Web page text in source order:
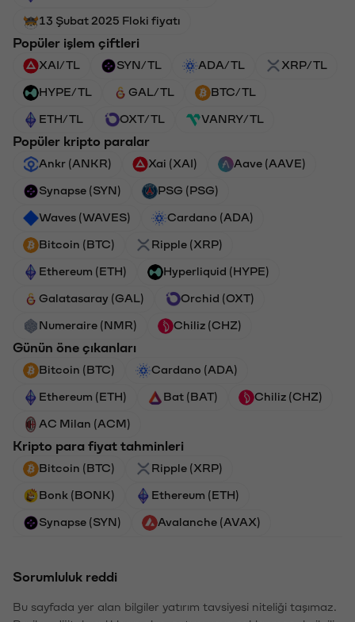
13 Şubat 2025 Floki fiyatı
Popüler işlem çiftleri
XAI/TL SYN/TL ADA/TL XRP/TL
HYPE/TL GAL/TL BTC/TL
ETH/TL OXT/TL VANRY/TL
Popüler kripto paralar
Ankr (ANKR) Xai (XAI) Aave (AAVE)
Synapse (SYN) PSG (PSG)
Waves (WAVES) Cardano (ADA)
Bitcoin (BTC) Ripple (XRP)
Ethereum (ETH) Hyperliquid (HYPE)
Galatasaray (GAL) Orchid (OXT)
Numeraire (NMR) Chiliz (CHZ)
Günün öne çıkanları
Bitcoin (BTC) Cardano (ADA)
Ethereum (ETH) Bat (BAT) Chiliz (CHZ)
AC Milan (ACM)
Kripto para fiyat tahminleri
Bitcoin (BTC) Ripple (XRP)
Bonk (BONK) Ethereum (ETH)
Synapse (SYN) Avalanche (AVAX)
Sorumluluk reddi
Bu sayfada yer alan bilgiler yatırım tavsiyesi niteliği taşımaz.